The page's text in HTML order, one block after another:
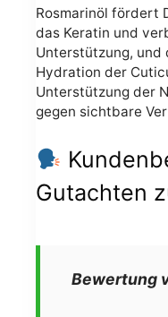
Rosmarinöl fördert
das Keratin und
Unterstützung, und
Hydration der
Unterstützung der
gegen sichtbare
Gutachten
Bewertung